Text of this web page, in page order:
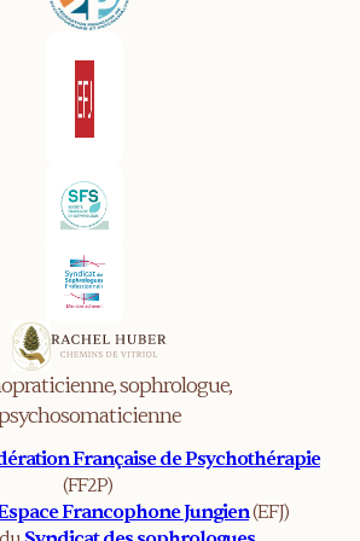
sophrologue,
Française de Psychothérapie
(FF2P)
Francophone Jungien(EFJ)